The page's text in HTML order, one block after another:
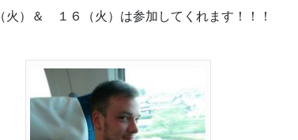
火）＆ １６（火）は参加してくれます！！！